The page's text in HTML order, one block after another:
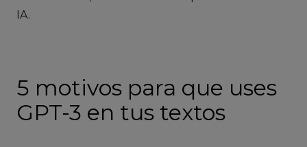
IA.
5 motivos para que uses
GPT-3 en tus textos